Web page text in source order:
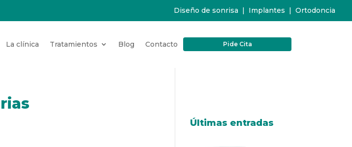
Diseño de sonrisa | Implantes |Ortodoncia
La clínica Tratamientos Blog Contacto Pide Cita
Últimas entradas